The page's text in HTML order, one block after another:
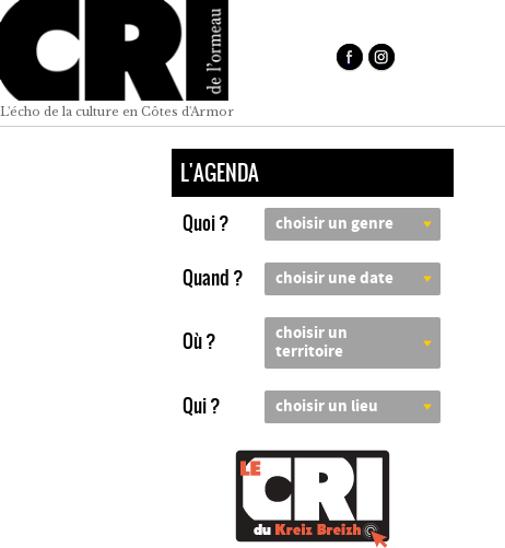
L'écho de la culture en Côtes d'Armor
L'AGENDA
Quoi ? choisir un genre
Quand ? choisir une date
Où ?
choisir un
territoire
Qui ? choisir un lieu